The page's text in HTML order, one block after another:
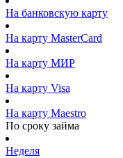
На банковскую карту
На карту MasterCard
На карту МИР
На карту Visa
На карту Maestro
По сроку займа
Неделя